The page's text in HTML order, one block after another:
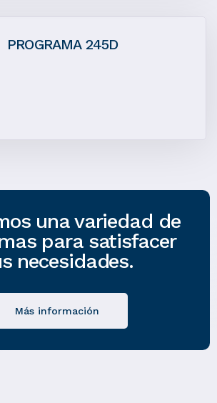
PROGRAMA 245D
una variedad de
para satisfacer
necesidades.
Más información